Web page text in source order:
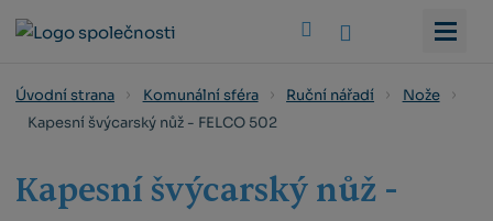
Úvodní strana Komunální sféra Ruční nářadí
Nože
Kapesní švýcarský nůž - FELCO 502
Kapesní švýcarský nůž -